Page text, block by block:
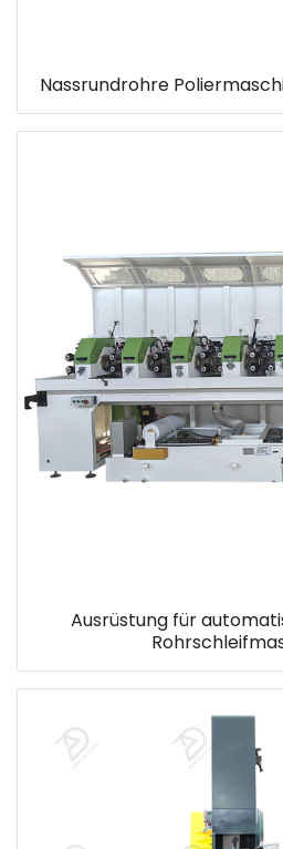
Nassrundrohre
Ausrüstung für